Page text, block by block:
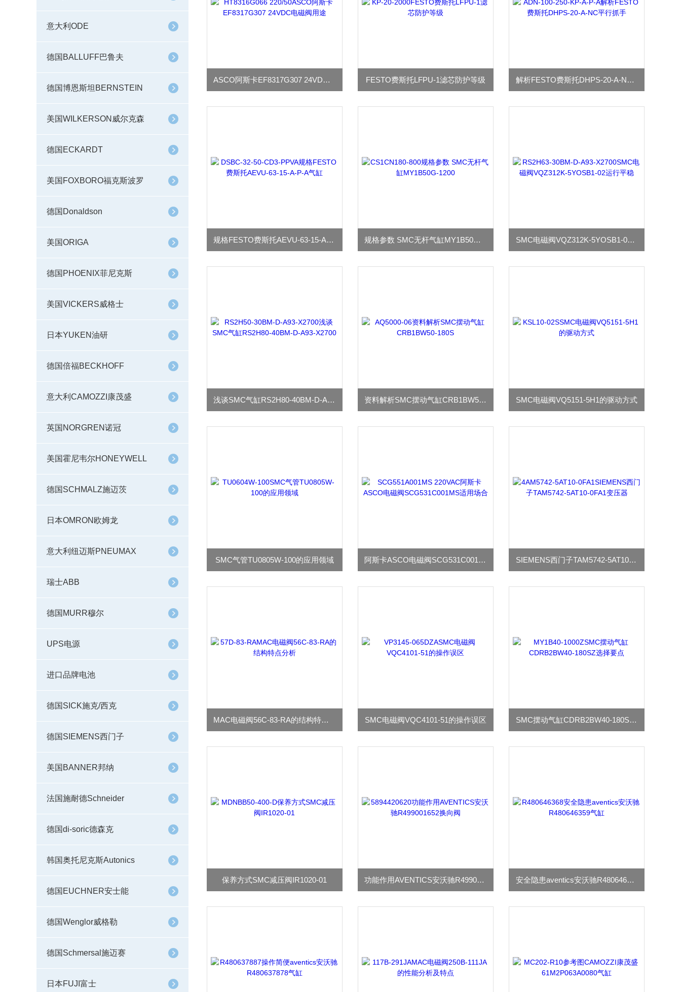
意大利ODE
德国BALLUFF巴鲁夫
德国博恩斯坦BERNSTEIN
美国WILKERSON威尔克森
德国ECKARDT
美国FOXBORO福克斯波罗
德国Donaldson
美国ORIGA
德国PHOENIX菲尼克斯
美国VICKERS威格士
日本YUKEN油研
德国倍福BECKHOFF
意大利CAMOZZI康茂盛
英国NORGREN诺冠
美国霍尼韦尔HONEYWELL
德国SCHMALZ施迈茨
日本OMRON欧姆龙
意大利纽迈斯PNEUMAX
瑞士ABB
德国MURR穆尔
UPS电源
进口品牌电池
德国SICK施克/西克
德国SIEMENS西门子
美国BANNER邦纳
法国施耐德Schneider
德国di-soric德森克
韩国奥托尼克斯Autonics
德国EUCHNER安士能
德国Wenglor威格勒
德国Schmersal施迈赛
日本FUJI富士
ASCO阿斯卡EF8317G307 24VDC电磁阀用途 FESTO费斯托LFPU-1滤芯防护等级 解析FESTO费斯托DHPS-20-A-NC平行抓手
规格FESTO费斯托AEVU-63-15-A-P-A气缸 规格参数 SMC无杆气缸MY1B50G-1200 SMC电磁阀VQZ312K-5YOSB1-02运行平稳
浅谈SMC气缸RS2H80-40BM-D-A93-X2700 资料解析SMC摆动气缸CRB1BW50-180S SMC电磁阀VQ5151-5H1的驱动方式
SMC气管TU0805W-100的应用领域 阿斯卡ASCO电磁阀SCG531C001MS适用场合 SIEMENS西门子TAM5742-5AT10-0FA1变压器
MAC电磁阀56C-83-RA的结构特点分析 SMC电磁阀VQC4101-51的操作误区 SMC摆动气缸CDRB2BW40-180SZ选择要点
保养方式SMC减压阀IR1020-01 功能作用AVENTICS安沃驰R499001652换向阀 安全隐患aventics安沃驰R480646359气缸